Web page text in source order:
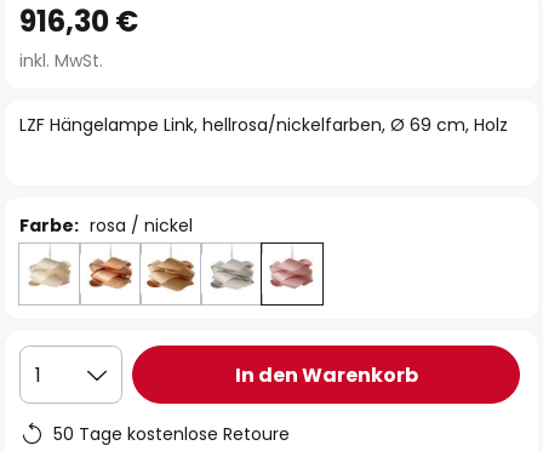
Anfang
der
springen
LZF Hängelampe Link, hellrosa/nickelfarben, Ø 69 cm, Holz
916,30 €
inkl. MwSt.
Farbe: rosa / nickel
1 In den Warenkorb
50 Tage kostenlose Retoure